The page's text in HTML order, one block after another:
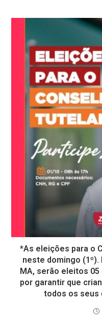
*As eleições para o
neste domingo (1º).
MA, serão eleitos
por garantir que
todos os seus